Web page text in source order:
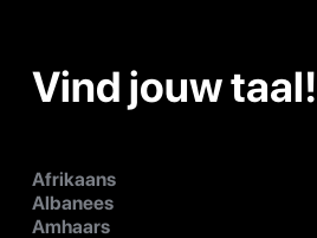
Vind jouw taal!
Afrikaans
Albanees
Amhaars